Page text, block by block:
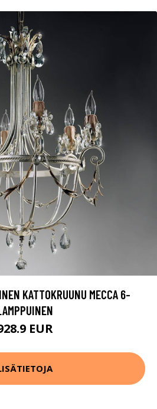
KATTOKRUUNU MECCA 6-
EUR